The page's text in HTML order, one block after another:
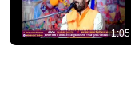
1:05